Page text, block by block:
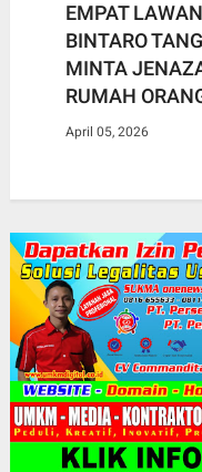
EMPAT
BINTARO
MINTA
RUMAH
April 05, 2026